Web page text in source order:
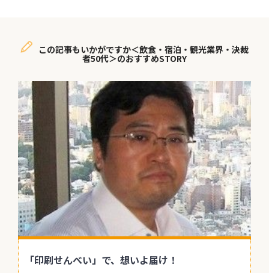
この記事もいかがですか＜飲食・宿泊・観光業界・決裁
者50代＞のおすすめSTORY
「印刷せんべい」で、想いよ届け！